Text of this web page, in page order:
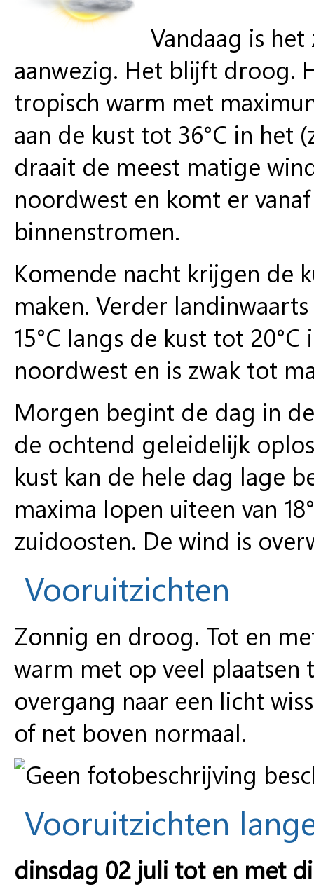
Vandaag is
aanwezig. Het blijft droog.
tropisch warm met
aan de kust tot 36°C in het
draait de meest matige
noordwest en komt er
binnenstromen.
Komende nacht krijgen de
maken. Verder
15°C langs de kust tot
noordwest en is zwak tot
Morgen begint de dag in
de ochtend geleidelijk
kust kan de hele dag lage
maxima lopen uiteen van
zuidoosten. De wind is
Vooruitzichten
Zonnig en droog. Tot en
warm met op veel plaatsen
overgang naar een licht
of net boven normaal.
Vooruitzichten
dinsdag 02 juli tot en met